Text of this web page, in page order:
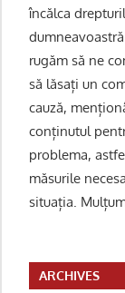
încălca
rugăm să ne
să lăsați un
cauză,
conținutul
problema,
măsurile
situația.
ARCHIVES